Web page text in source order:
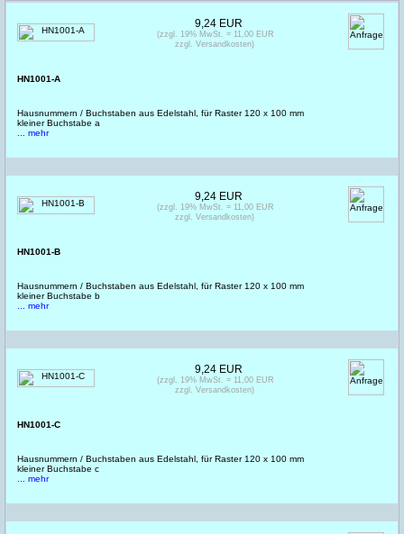
HN1001-A
Hausnummern / Buchstaben aus Edelstahl, für Raster 120 x 100 mm
kleiner Buchstabe a
... mehr
9,24 EUR
(zzgl. 19% MwSt. = 11,00 EUR
zzgl. Versandkosten)
HN1001-B
Hausnummern / Buchstaben aus Edelstahl, für Raster 120 x 100 mm
kleiner Buchstabe b
... mehr
9,24 EUR
(zzgl. 19% MwSt. = 11,00 EUR
zzgl. Versandkosten)
HN1001-C
Hausnummern / Buchstaben aus Edelstahl, für Raster 120 x 100 mm
kleiner Buchstabe c
... mehr
9,24 EUR
(zzgl. 19% MwSt. = 11,00 EUR
zzgl. Versandkosten)